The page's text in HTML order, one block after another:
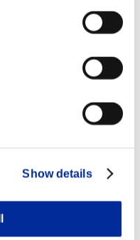
Show details